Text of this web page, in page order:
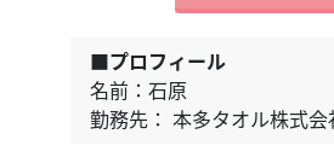
■プロフィール
名前：石原
勤務先： 本多タオル株式会